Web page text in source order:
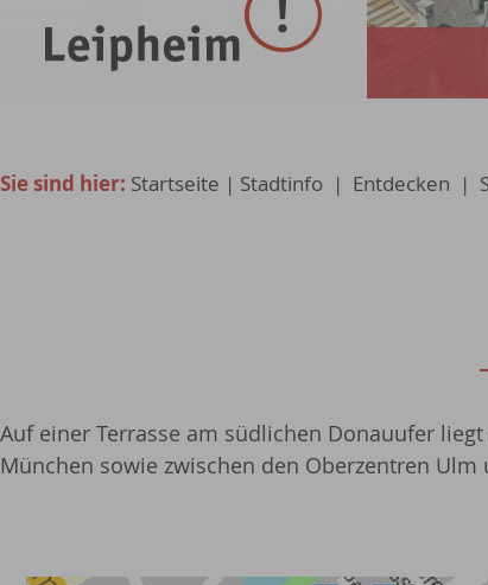
Sie sind hier: Startseite | Stadtinfo | Entdecken |
Auf einer Terrasse am südlichen Donauufer
München sowie zwischen den Oberzentren